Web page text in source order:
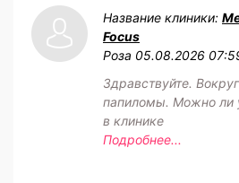
Название клиники:
Focus
Роза 05.08.2026
Здравствуйте.
папиломы. Можно ли
в клинике
Подробнее...